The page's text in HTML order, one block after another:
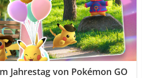
Jahrestag von Pokémon GO